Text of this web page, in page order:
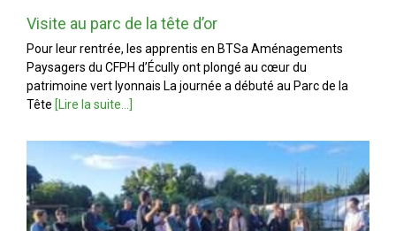
Visite au parc de la tête d’or
Pour leur rentrée, les apprentis en BTSa Aménagements
Paysagers du CFPH d’Écully ont plongé au cœur du
patrimoine vert lyonnais La journée a débuté au Parc de la
Tête [Lire la suite...]